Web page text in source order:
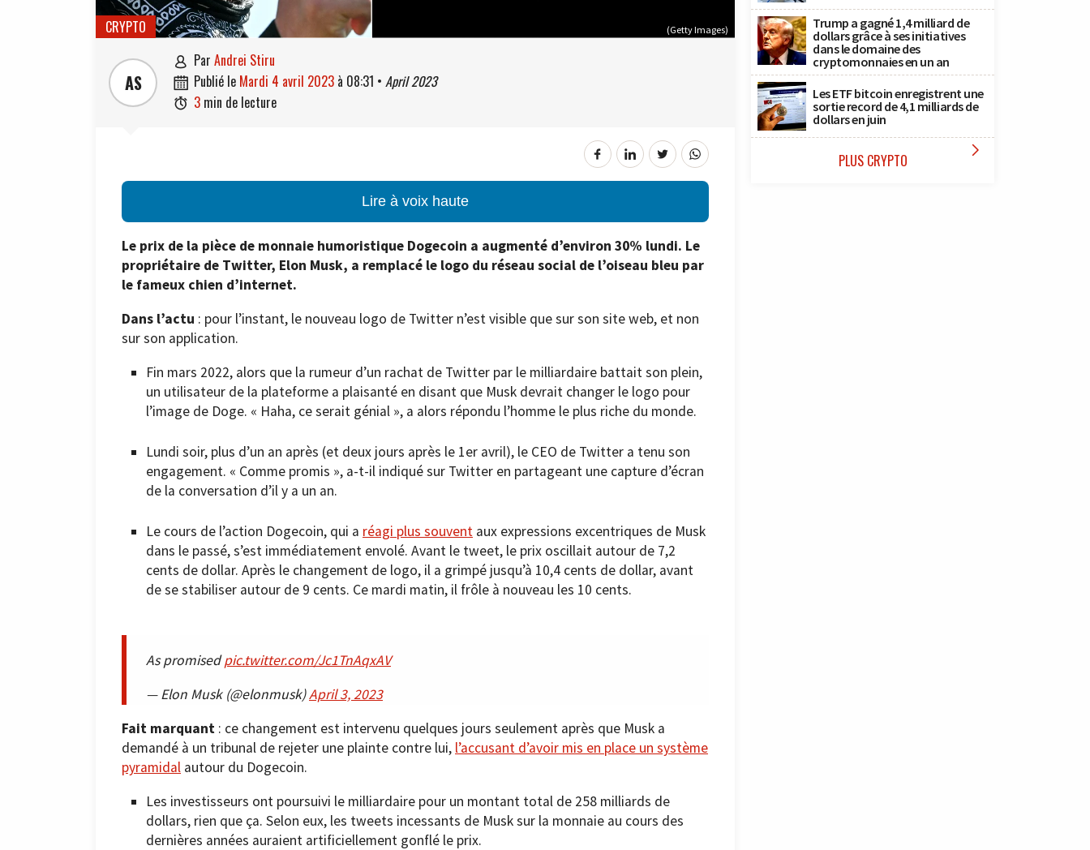
(Getty Images)
CRYPTO
AS
 par Andrei Stiru
 publié le mardi 4 avril 2023 à 08:31 • April 2023
 3 min de lecture
Lire à voix haute
Le prix de la pièce de monnaie humoristique Dogecoin a augmenté d’environ 30% lundi. Le
propriétaire de Twitter, Elon Musk, a remplacé le logo du réseau social de l’oiseau bleu par
le fameux chien d’internet.
Dans l’actu : pour l’instant, le nouveau logo de Twitter n’est visible que sur son site web, et non
sur son application.
Fin mars 2022, alors que la rumeur d’un rachat de Twitter par le milliardaire battait son plein,
un utilisateur de la plateforme a plaisanté en disant que Musk devrait changer le logo pour
l’image de Doge. « Haha, ce serait génial », a alors répondu l’homme le plus riche du monde.
Lundi soir, plus d’un an après (et deux jours après le 1er avril), le CEO de Twitter a tenu son
engagement. « Comme promis », a-t-il indiqué sur Twitter en partageant une capture d’écran
de la conversation d’il y a un an.
Le cours de l’action Dogecoin, qui a réagi plus souvent aux expressions excentriques de Musk
dans le passé, s’est immédiatement envolé. Avant le tweet, le prix oscillait autour de 7,2
cents de dollar. Après le changement de logo, il a grimpé jusqu’à 10,4 cents de dollar, avant
de se stabiliser autour de 9 cents. Ce mardi matin, il frôle à nouveau les 10 cents.
As promisedpic.twitter.com/Jc1TnAqxAV
— Elon Musk (@elonmusk)April 3, 2023
Fait marquant : ce changement est intervenu quelques jours seulement après que Musk a
demandé à un tribunal de rejeter une plainte contre lui, l’accusant d’avoir mis en place un système
pyramidal autour du Dogecoin.
Les investisseurs ont poursuivi le milliardaire pour un montant total de 258 milliards de
dollars, rien que ça. Selon eux, les tweets incessants de Musk sur la monnaie au cours des
dernières années auraient artificiellement gonflé le prix.
Trump a gagné 1,4 milliard de
dollars grâce à ses initiatives
dans le domaine des
cryptomonnaies en un an
Les ETF bitcoin enregistrent une
sortie record de 4,1 milliards de
dollars en juin
PLUS CRYPTO 